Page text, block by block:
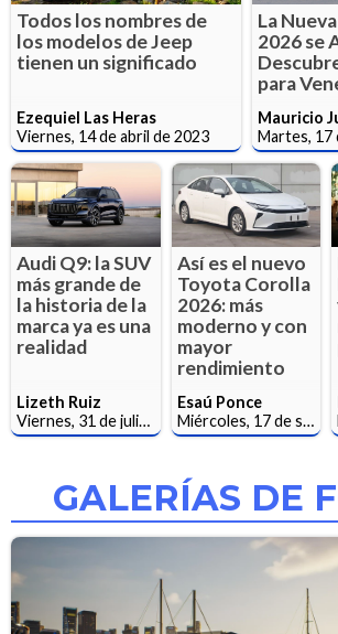
Todos los nombres de
los modelos de Jeep
tienen un significado
Ezequiel Las Heras
Viernes, 14 de abril de 2023
La
2026 se
para
Mauricio
Martes, 17
Audi Q9: la SUV
más grande de
la historia de la
marca ya es una
realidad
Lizeth Ruiz
Viernes, 31 de julio de 2026
Así es el nuevo
Toyota Corolla
2026: más
moderno y con
mayor
rendimiento
Esaú Ponce
Miércoles, 17 de septiembre de 2025
GALERÍAS DE